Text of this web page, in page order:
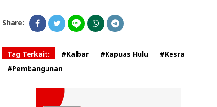
Share:
Tag Terkait: #Kalbar #Kapuas Hulu
#Kesra
#Pembangunan